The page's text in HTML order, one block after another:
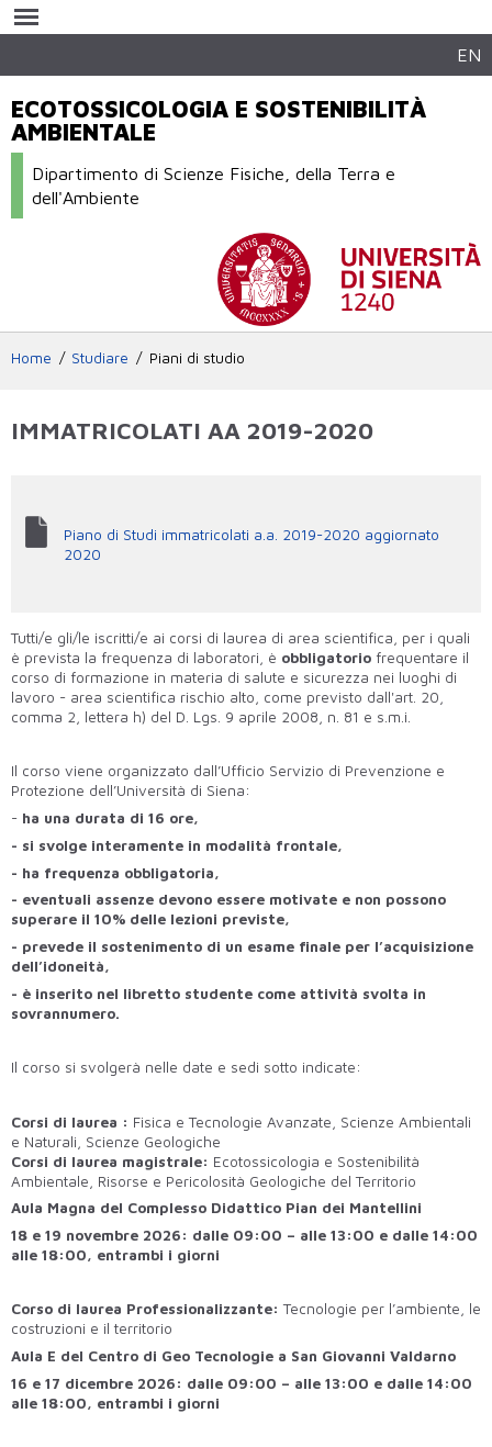
contenuto
EN
ECOTOSSICOLOGIA E SOSTENIBILITÀ
AMBIENTALE
Dipartimento di Scienze Fisiche, della Terra e
dell'Ambiente
Home Studiare Piani di studio
IMMATRICOLATI AA 2019-2020
Piano di Studi immatricolati a.a. 2019-2020 aggiornato
2020
Tutti/e gli/le iscritti/e ai corsi di laurea di area scientifica, per i quali
è prevista la frequenza di laboratori, è obbligatorio frequentare il
corso di formazione in materia di salute e sicurezza nei luoghi di
lavoro - area scientifica rischio alto, come previsto dall'art. 20,
comma 2, lettera h) del D. Lgs. 9 aprile 2008, n. 81 e s.m.i.
Il corso viene organizzato dall’Ufficio Servizio di Prevenzione e
Protezione dell’Università di Siena:
- ha una durata di 16 ore,
- si svolge interamente in modalità frontale,
- ha frequenza obbligatoria,
- eventuali assenze devono essere motivate e non possono
superare il 10% delle lezioni previste,
- prevede il sostenimento di un esame finale per l’acquisizione
dell’idoneità,
- è inserito nel libretto studente come attività svolta in
sovrannumero.
Il corso si svolgerà nelle date e sedi sotto indicate:
Corsi di laurea : Fisica e Tecnologie Avanzate, Scienze Ambientali
e Naturali, Scienze Geologiche
Corsi di laurea magistrale: Ecotossicologia e Sostenibilità
Ambientale, Risorse e Pericolosità Geologiche del Territorio
Aula Magna del Complesso Didattico Pian dei Mantellini
18 e 19 novembre 2026: dalle 09:00 – alle 13:00 e dalle 14:00
alle 18:00, entrambi i giorni
Corso di laurea Professionalizzante:Tecnologie per l’ambiente, le
costruzioni e il territorio
Aula E del Centro di Geo Tecnologie a San Giovanni Valdarno
16 e 17 dicembre 2026: dalle 09:00 – alle 13:00 e dalle 14:00
alle 18:00, entrambi i giorni